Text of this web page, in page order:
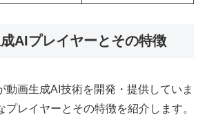
AIプレイヤーとその特徴
動画生成AI技術を開発・提供していま
プレイヤーとその特徴を紹介します。